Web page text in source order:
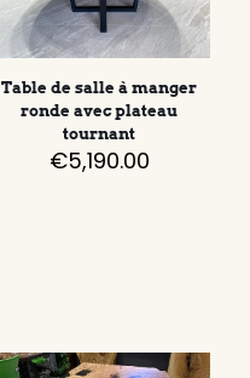
Table de salle à manger
ronde avec plateau
tournant
€5,190.00